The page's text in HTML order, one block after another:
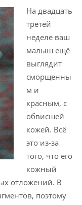
На двадцать
третей
неделе ваш
малыш ещё
выглядит
сморщенны
м и
красным, с
обвисшей
кожей. Всё
это из-за
того, что его
кожный
отложений. В
поэтому